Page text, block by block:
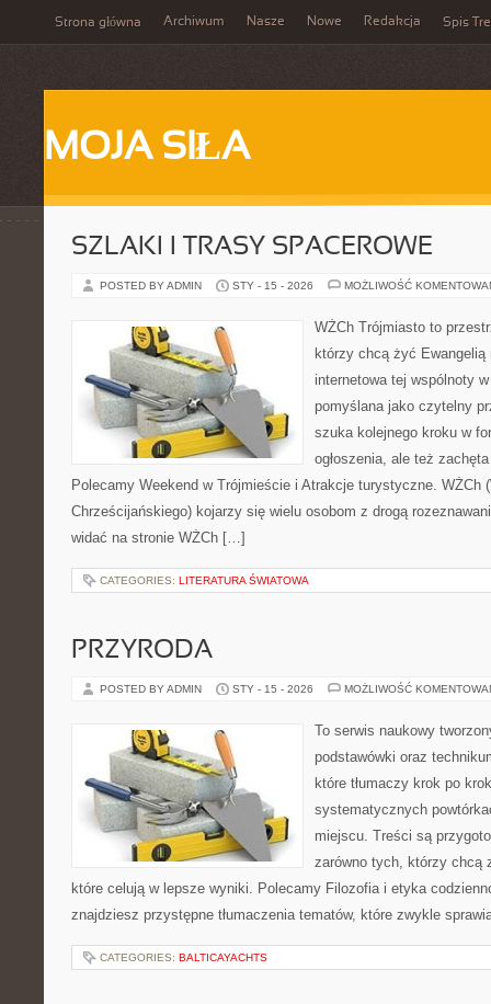
Strona główna Archiwum Nasze Nowe Redakcja Spis
MOJA SIŁA
SZLAKI I TRASY SPACEROWE
POSTED BY ADMIN STY - 15 - 2026 MOŻLIWOŚĆ
WŻCh Trójmiasto to
którzy chcą żyć
internetowa tej wspólnoty
pomyślana jako czytelny
szuka kolejnego kroku w
ogłoszenia, ale też
Polecamy Weekend w Trójmieście i Atrakcje turystyczne. WŻCh
Chrześcijańskiego) kojarzy się wielu osobom z drogą
widać na stronie WŻCh […]
CATEGORIES: LITERATURA ŚWIATOWA
PRZYRODA
POSTED BY ADMIN STY - 15 - 2026 MOŻLIWOŚĆ
To serwis naukowy
podstawówki oraz
które tłumaczy krok po
systematycznych
miejscu. Treści są
zarówno tych, którzy chcą
które celują w lepsze wyniki. Polecamy Filozofia i etyka
znajdziesz przystępne tłumaczenia tematów, które zwykle
CATEGORIES: BALTICAYACHTS